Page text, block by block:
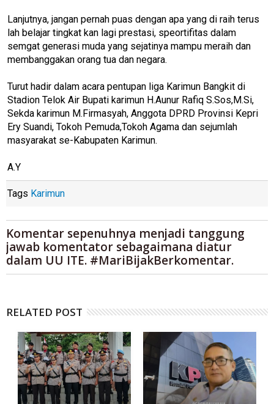
Lanjutnya, jangan pernah puas dengan apa yang di raih terus
lah belajar tingkat kan lagi prestasi, speortifitas dalam
semgat generasi muda yang sejatinya mampu meraih dan
membanggakan orang tua dan negara.
Turut hadir dalam acara pentupan liga Karimun Bangkit di
Stadion Telok Air Bupati karimun H.Aunur Rafiq S.Sos,M.Si,
Sekda karimun M.Firmasyah, Anggota DPRD Provinsi Kepri
Ery Suandi, Tokoh Pemuda,Tokoh Agama dan sejumlah
masyarakat se-Kabupaten Karimun.
A.Y
Tags Karimun
Komentar sepenuhnya menjadi tanggung
jawab komentator sebagaimana diatur
dalam UU ITE. #MariBijakBerkomentar.
RELATED POST